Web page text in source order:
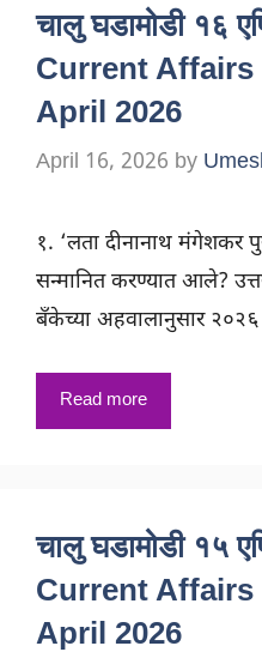
चालु घडामोडी १६
Current Affairs
April 2026
April 16, 2026 by
१. ‘लता दीनानाथ मंगेशकर
सन्मानित करण्यात आले?
बँकेच्या अहवालानुसार
Read more
चालु घडामोडी १५
Current Affairs
April 2026